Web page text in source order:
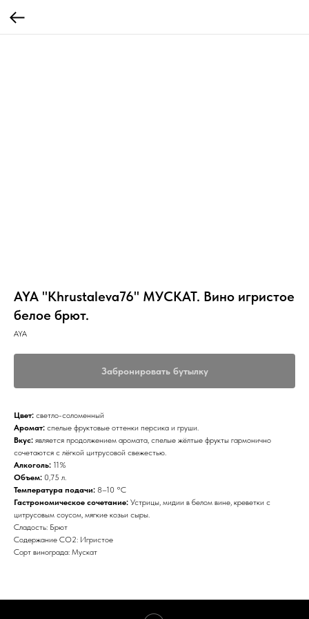
AYA "Khrustaleva76" МУСКАТ. Вино игристое
белое брют.
AYA
Забронировать бутылку
Цвет: светло-соломенный
Аромат: спелые фруктовые оттенки персика и груши.
Вкус: является продолжением аромата, спелые жёлтые фрукты гармонично
сочетаются с лёгкой цитрусовой свежестью.
Алкоголь: 11%
Объем: 0,75 л.
Температура подачи: 8–10 °С
Гастрономическое сочетание: Устрицы, мидии в белом вине, креветки с
цитрусовым соусом, мягкие козьи сыры.
Сладость: Брют
Содержание CO2: Игристое
Сорт винограда: Мускат